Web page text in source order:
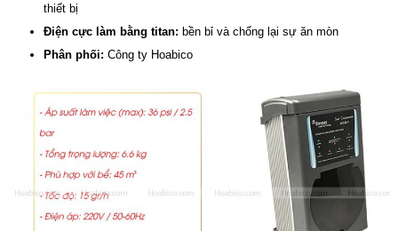
thiết bị
Điện cực làm bằng titan: bền bỉ và chống lại sự ăn mòn
Phân phối: Công ty Hoabico